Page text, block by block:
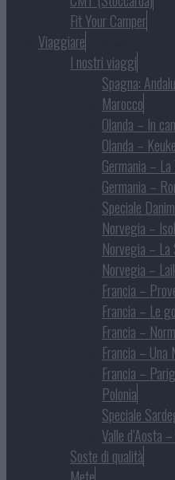
Fit Your Camper
Viaggiare
I nostri viaggi
Spagna:
Marocco
Olanda – In
Olanda –
Germania –
Germania –
Speciale
Norvegia –
Norvegia –
Norvegia –
Francia –
Francia – Le
Francia –
Francia – Una
Francia –
Polonia
Speciale
Valle d’Aosta
Soste di qualità